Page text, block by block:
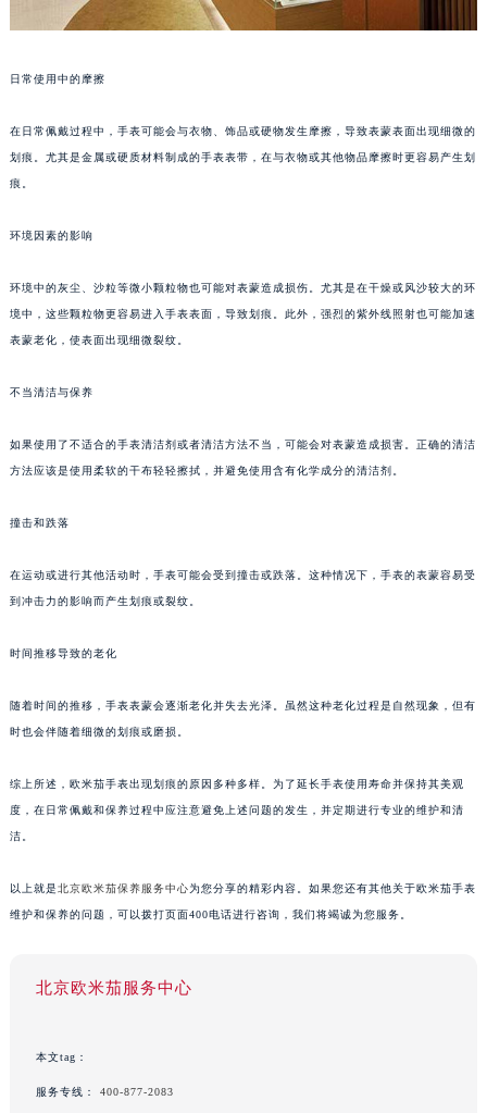
日常使用中的摩擦
在日常佩戴过程中，手表可能会与衣物、饰品或硬物发生摩擦，导致表蒙表面出现细微的
划痕。尤其是金属或硬质材料制成的手表表带，在与衣物或其他物品摩擦时更容易产生划
痕。
环境因素的影响
环境中的灰尘、沙粒等微小颗粒物也可能对表蒙造成损伤。尤其是在干燥或风沙较大的环
境中，这些颗粒物更容易进入手表表面，导致划痕。此外，强烈的紫外线照射也可能加速
表蒙老化，使表面出现细微裂纹。
不当清洁与保养
如果使用了不适合的手表清洁剂或者清洁方法不当，可能会对表蒙造成损害。正确的清洁
方法应该是使用柔软的干布轻轻擦拭，并避免使用含有化学成分的清洁剂。
撞击和跌落
在运动或进行其他活动时，手表可能会受到撞击或跌落。这种情况下，手表的表蒙容易受
到冲击力的影响而产生划痕或裂纹。
时间推移导致的老化
随着时间的推移，手表表蒙会逐渐老化并失去光泽。虽然这种老化过程是自然现象，但有
时也会伴随着细微的划痕或磨损。
综上所述，欧米茄手表出现划痕的原因多种多样。为了延长手表使用寿命并保持其美观
度，在日常佩戴和保养过程中应注意避免上述问题的发生，并定期进行专业的维护和清
洁。
以上就是北京欧米茄保养服务中心为您分享的精彩内容。如果您还有其他关于欧米茄手表
维护和保养的问题，可以拨打页面400电话进行咨询，我们将竭诚为您服务。
北京欧米茄服务中心
本文tag：
服务专线： 400-877-2083